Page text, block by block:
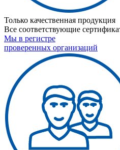
Только качественная продукция
Все соответствующие
Мы в регистре
проверенных организаций